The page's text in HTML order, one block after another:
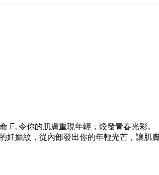
E, 令你的肌膚重現年輕，煥發青春光彩。
娠紋，從內部發出你的年輕光芒，讓肌